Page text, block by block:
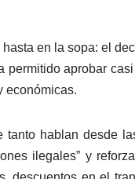
en la sopa: el
aprobar
económicas.
hablan desde
ilegales” y